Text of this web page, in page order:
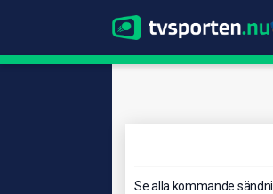
Se alla kommande